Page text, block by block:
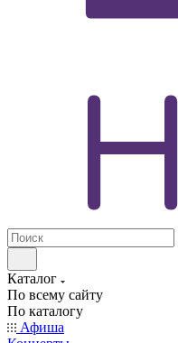
Каталог
По всему сайту
По каталогу
Афиша